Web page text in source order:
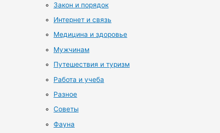
Закон и порядок
Интернет и связь
Медицина и здоровье
Мужчинам
Путешествия и туризм
Работа и учеба
Разное
Советы
Фауна